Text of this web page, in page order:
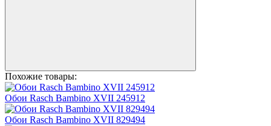
Похожие товары:
Обои Rasch Bambino XVII 245912
Обои Rasch Bambino XVII 829494